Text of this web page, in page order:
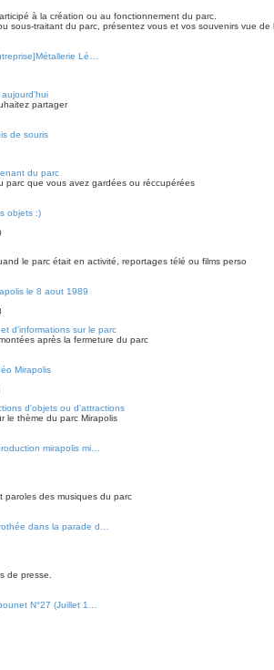
à la création ou au fonctionnement du parc.
sous-traitant du parc, présentez vous et vos souvenirs vue de
Lé…
partager
de souris
du parc
parc que vous avez gardées ou réccupérées
objets :)
le parc était en activité, reportages télé ou films perso
le 8 aout 1989
d'informations sur le parc
après la fermeture du parc
Mirapolis
d'objets ou d'attractions
le thème du parc Mirapolis
mirapolis mi…
paroles des musiques du parc
dans la parade d…
de presse.
N°27 (Juillet 1…